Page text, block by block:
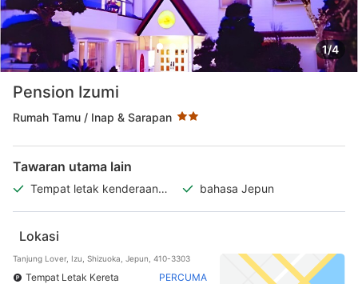
1/4
Pension Izumi
Rumah Tamu / Inap & Sarapan
Taraf bintang 2 bintang
Tawaran utama lain
Tempat letak kenderaan
bahasa Jepun
Lokasi
Tanjung Lover, Izu, Shizuoka, Jepun, 410-3303
Tempat Letak Kereta
PERCUMA